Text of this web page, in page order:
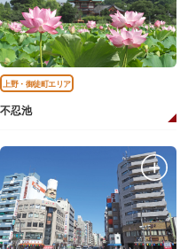
上野・御徒町エリア
不忍池